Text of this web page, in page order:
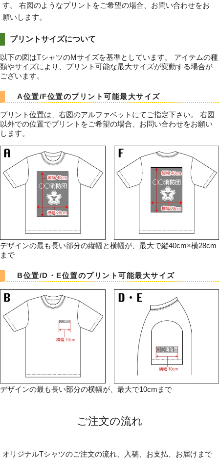
す。 右図のようなプリントをご希望の場合、お問い合わせをお
願いします。
プリントサイズについて
以下の図はTシャツのMサイズを基準としています。 アイテムの種
類やサイズにより、プリント可能な最大サイズが変動する場合が
ございます。
A位置/F位置のプリント可能最大サイズ
プリント位置は、右図のアルファベットにてご指定下さい。 右図
以外での位置でプリントをご希望の場合、お問い合わせをお願い
します。
デザインの最も長い部分の縦幅と横幅が、最大で縦40cm×横28cm
まで
B位置/D・E位置のプリント可能最大サイズ
デザインの最も長い部分の横幅が、最大で10cmまで
ご注文の流れ
オリジナルTシャツのご注文の流れ、入稿、お支払、お届けまで